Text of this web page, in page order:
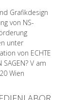
Grafikdesign
von NS-
unter
von ECHTE
SAGEN? V am
Wien